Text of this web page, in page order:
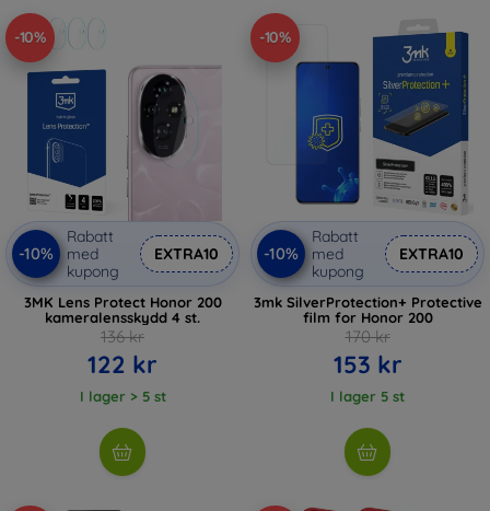
-10%
-10%
Rabatt
med
kupong
EXTRA10
3MK Lens Protect Honor 200
kameralensskydd 4 st.
136 kr
122 kr
I lager > 5 st
-10%
-10%
Rabatt
med
kupong
EXTRA10
3mk SilverProtection+ Protective
film for Honor 200
170 kr
153 kr
I lager 5 st